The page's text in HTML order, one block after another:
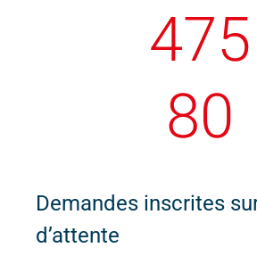
476
81
Demandes inscrites
d’attente